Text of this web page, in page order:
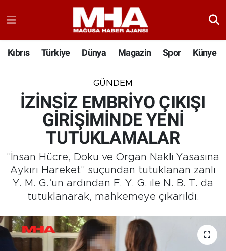
Kıbrıs Türkiye Dünya Magazin Spor Künye
GÜNDEM
İZİNSİZ EMBRİYO ÇIKIŞI
GİRİŞİMİNDE YENİ
TUTUKLAMALAR
"İnsan Hücre, Doku ve Organ Nakli Yasasına
Aykırı Hareket" suçundan tutuklanan zanlı
Y. M. G.’un ardından F. Y. G. ile N. B. T. da
tutuklanarak, mahkemeye çıkarıldı.